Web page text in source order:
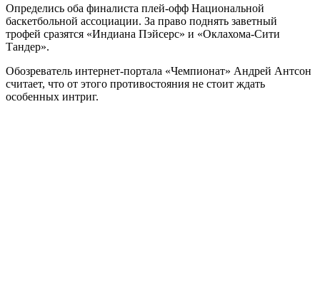
Определись оба финалиста плей-офф Национальной
баскетбольной ассоциации. За право поднять заветный
трофей сразятся «Индиана Пэйсерс» и «Оклахома-Сити
Тандер».
Обозреватель интернет-портала «Чемпионат» Андрей Антсон
считает, что от этого противостояния не стоит ждать
особенных интриг.